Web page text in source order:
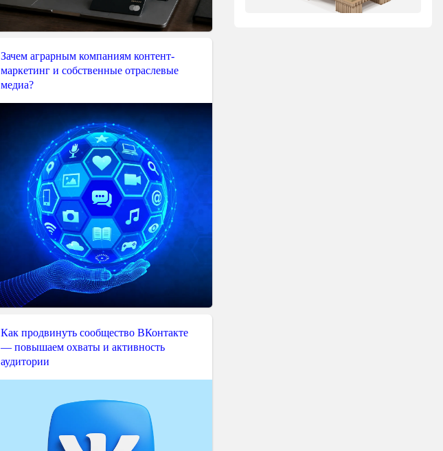
Зачем аграрным компаниям контент-
маркетинг и собственные отраслевые
медиа?
Как продвинуть сообщество ВКонтакте
— повышаем охваты и активность
аудитории